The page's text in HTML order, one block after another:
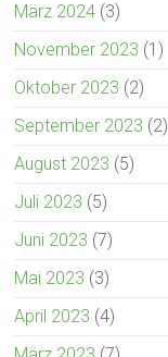
März 2024 (3)
November 2023 (1)
Oktober 2023 (2)
September 2023 (2)
August 2023 (5)
Juli 2023 (5)
Juni 2023 (7)
Mai 2023 (3)
April 2023 (4)